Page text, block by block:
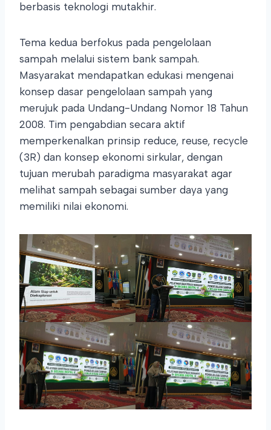
berbasis teknologi mutakhir.
Tema kedua berfokus pada pengelolaan
sampah melalui sistem bank sampah.
Masyarakat mendapatkan edukasi mengenai
konsep dasar pengelolaan sampah yang
merujuk pada Undang-Undang Nomor 18 Tahun
2008. Tim pengabdian secara aktif
memperkenalkan prinsip reduce, reuse, recycle
(3R) dan konsep ekonomi sirkular, dengan
tujuan merubah paradigma masyarakat agar
melihat sampah sebagai sumber daya yang
memiliki nilai ekonomi.